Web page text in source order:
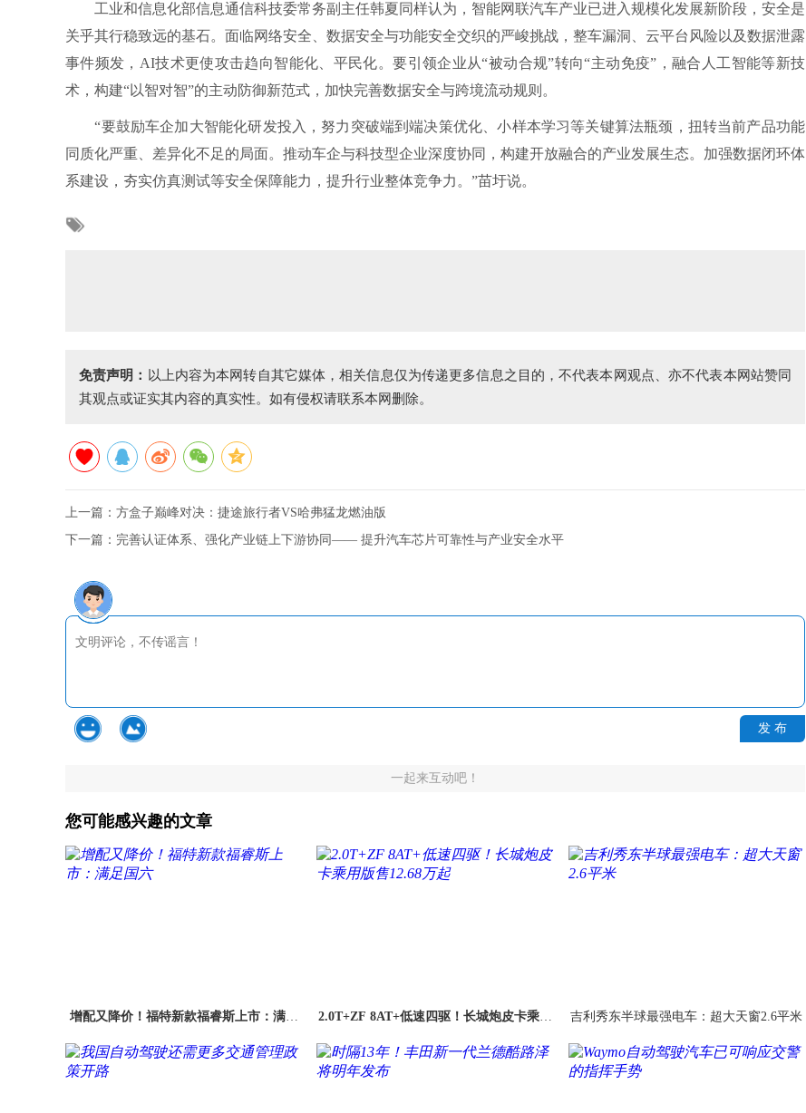
工业和信息化部信息通信科技委常务副主任韩夏同样认为，智能网联汽车产业已进入规模化发展新阶段，安全是
关乎其行稳致远的基石。面临网络安全、数据安全与功能安全交织的严峻挑战，整车漏洞、云平台风险以及数据泄露
事件频发，AI技术更使攻击趋向智能化、平民化。要引领企业从“被动合规”转向“主动免疫”，融合人工智能等新技
术，构建“以智对智”的主动防御新范式，加快完善数据安全与跨境流动规则。
“要鼓励车企加大智能化研发投入，努力突破端到端决策优化、小样本学习等关键算法瓶颈，扭转当前产品功能
同质化严重、差异化不足的局面。推动车企与科技型企业深度协同，构建开放融合的产业发展生态。加强数据闭环体
系建设，夯实仿真测试等安全保障能力，提升行业整体竞争力。”苗圩说。
免责声明： 以上内容为本网转自其它媒体，相关信息仅为传递更多信息之目的，不代表本网观点、亦不代表本网站赞同
其观点或证实其内容的真实性。如有侵权请联系本网删除。
上一篇： 方盒子巅峰对决：捷途旅行者VS哈弗猛龙燃油版
下一篇： 完善认证体系、强化产业链上下游协同—— 提升汽车芯片可靠性与产业安全水平
发 布
一起来互动吧！
您可能感兴趣的文章
增配又降价！福特新款福睿斯上市：满足
2.0T+ZF 8AT+低速四驱！长城炮皮卡乘用
吉利秀东半球最强电车：超大天窗2.6平米